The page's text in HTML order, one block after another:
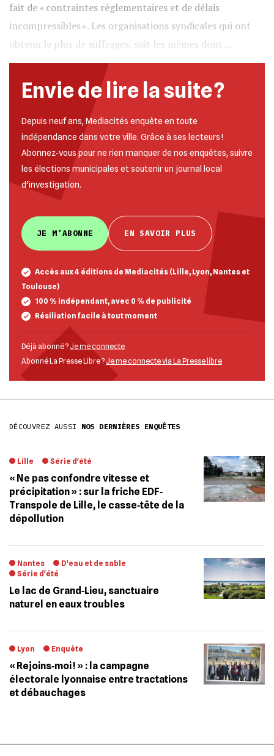
fait de « contraintes réglementaires et de délais
incompressibles ». Les organisations syndicales qui ont
obtenu le plus de suffrages, soit les mêmes dont …
Envie de lire la suite ?
Depuis neuf ans, Mediacités enquête en toute
indépendance dans votre ville. Grâce à ses lecteurs !
Abonnez‐vous pour ne rien manquer de nos enquêtes, suivre
les élections municipales et soutenir un journal local
d’investigation.
JE M’ABONNE EN SAVOIR PLUS
Accès aux 4 éditions de Mediacités (Lille, Lyon, Nantes et
Toulouse)
100 % indépendant, avec 0 % de publicité
Résiliation facile à tout moment
Déjà abonné ? Je me connecte
Abonné La Presse Libre ?Je me connecte via La Presse libre
DÉCOUVREZ AUSSI NOS DERNIÈRES ENQUÊTES
Lille Série d'été
« Ne pas confondre vitesse et
précipitation » : sur la friche EDF‐
Transpole de Lille, le casse‐tête de la
dépollution
Nantes
D'eau et de sable
Série d'été
Le lac de Grand‐Lieu, sanctuaire
naturel en eaux troubles
Lyon Enquête
« Rejoins‐moi ! » : la campagne
électorale lyonnaise entre tractations
et débauchages